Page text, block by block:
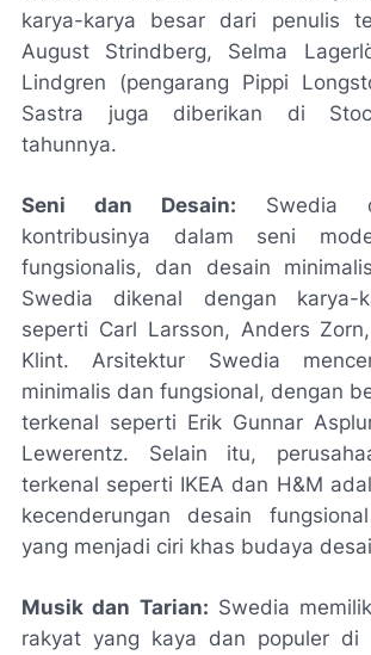
karya-karya besar dari penulis
August Strindberg, Selma
Lindgren (pengarang Pippi
Sastra juga diberikan di
tahunnya.
Seni dan Desain: Swedia
kontribusinya dalam seni
fungsionalis, dan desain
Swedia dikenal dengan karya-
seperti Carl Larsson, Anders
Klint. Arsitektur Swedia
minimalis dan fungsional, dengan
terkenal seperti Erik Gunnar
Lewerentz. Selain itu,
terkenal seperti IKEA dan H&M
kecenderungan desain
yang menjadi ciri khas budaya
Musik dan Tarian: Swedia
rakyat yang kaya dan populer di